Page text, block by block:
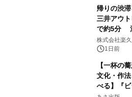
帰りの渋
三井アウ
で約5分
メニューを
株式会社楽
1日前
【一杯の
文化・作
べる】『